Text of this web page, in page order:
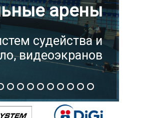
арены
судейства и
видеоэкранов